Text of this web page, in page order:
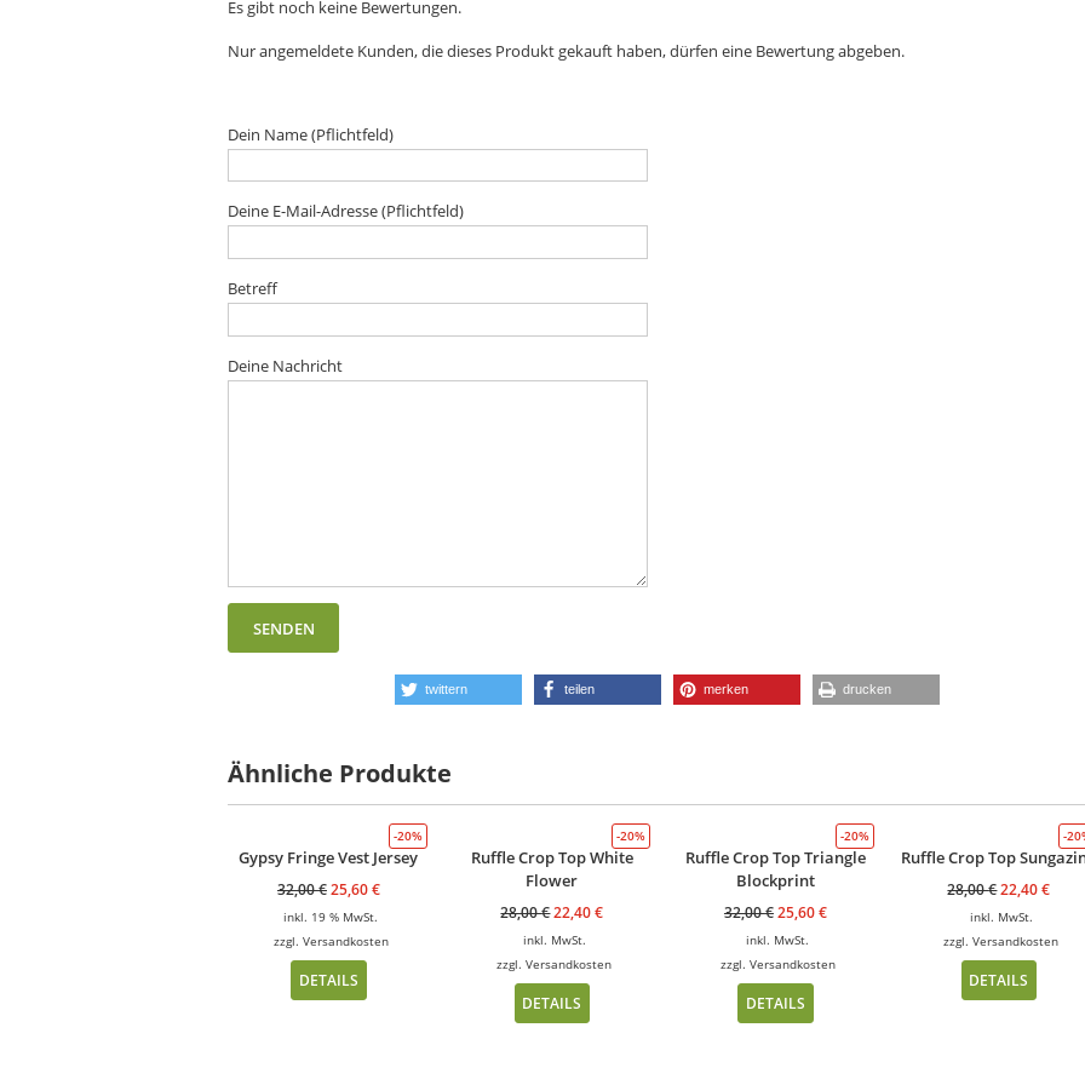
Es gibt noch keine Bewertungen.
Nur angemeldete Kunden, die dieses Produkt gekauft haben, dürfen eine Bewertung abgeben.
Dein Name (Pflichtfeld)
Deine E-Mail-Adresse (Pflichtfeld)
Betreff
Deine Nachricht
twittern teilen merken drucken
Ähnliche Produkte
-20%
Gypsy Fringe Vest Jersey
32,00€25,60€
inkl. 19 % MwSt.
zzgl. Versandkosten
DETAILS
-20%
Ruffle Crop Top White
Flower
28,00€22,40€
inkl. MwSt.
zzgl.Versandkosten
DETAILS
-20%
Ruffle Crop Top Triangle
Blockprint
32,00€25,60€
inkl. MwSt.
zzgl. Versandkosten
DETAILS
-
Ruffle Crop Top
28,00€22,40€
inkl. MwSt.
zzgl.Versandkosten
DETAILS